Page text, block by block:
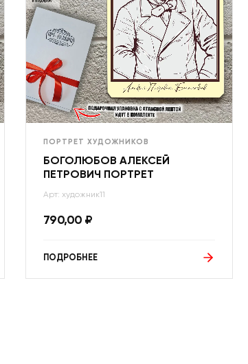
ПОРТРЕТ ХУДОЖНИКОВ
БОГОЛЮБОВ АЛЕКСЕЙ
ПЕТРОВИЧ ПОРТРЕТ
Арт: художник11
790,00 ₽
ПОДРОБНЕЕ